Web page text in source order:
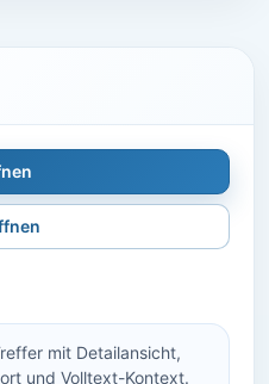
mit Detailansicht,
und Volltext-Kontext.